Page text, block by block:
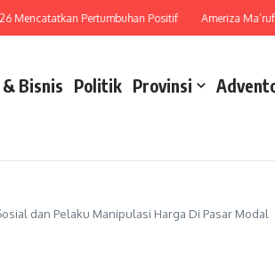
Pertumbuhan Positif Ameriza Ma’ruf
Bisnis Politik Provinsi
dan Pelaku Manipulasi Harga Di Pasar Modal